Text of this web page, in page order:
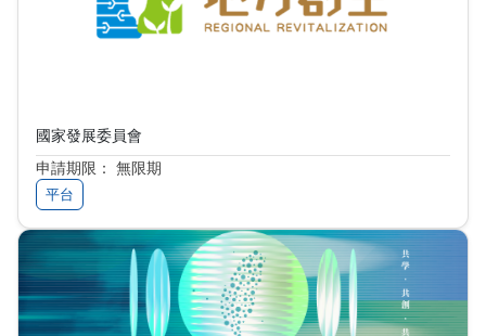
國家發展委員會
申請期限： 無限期
平台